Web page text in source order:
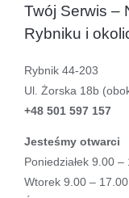
Twój Serwis –
Rybniku i
Rybnik 44-203
Ul. Żorska 18b
+48 501 597 157
Jesteśmy otwarci
Poniedziałek 9.00 –
Wtorek 9.00 – 17.00